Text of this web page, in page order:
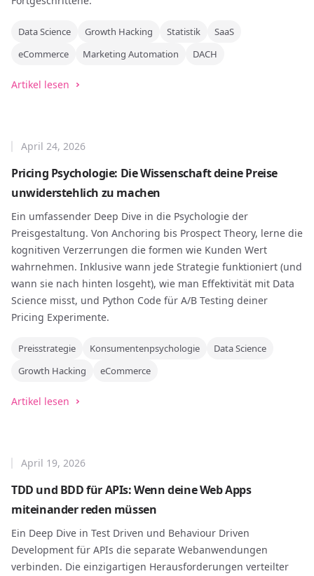
Data Science Growth Hacking Statistik
SaaS
eCommerce
Marketing Automation DACH
Artikel lesen
Pricing Psychologie: Die Wissenschaft deine Preise
unwiderstehlich zu machen
April 24, 2026
Ein umfassender Deep Dive in die Psychologie der
Preisgestaltung. Von Anchoring bis Prospect Theory, lerne die
kognitiven Verzerrungen die formen wie Kunden Wert
wahrnehmen. Inklusive wann jede Strategie funktioniert (und
wann sie nach hinten losgeht), wie man Effektivität mit Data
Science misst, und Python Code für A/B Testing deiner
Pricing Experimente.
Preisstrategie Konsumentenpsychologie
Data Science
Growth Hacking
eCommerce
Artikel lesen
TDD und BDD für APIs: Wenn deine Web Apps
miteinander reden müssen
April 19, 2026
Ein Deep Dive in Test Driven und Behaviour Driven
Development für APIs die separate Webanwendungen
verbinden. Die einzigartigen Herausforderungen verteilter